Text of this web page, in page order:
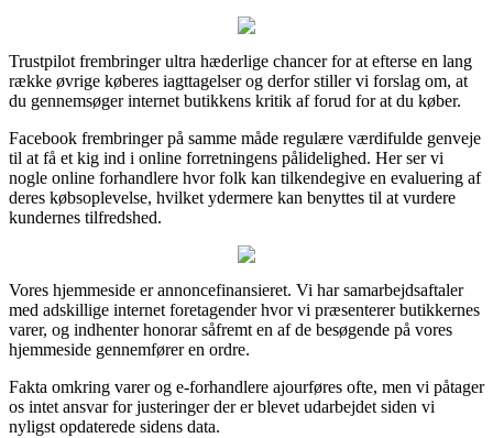
Trustpilot frembringer ultra hæderlige chancer for at efterse en lang
række øvrige køberes iagttagelser og derfor stiller vi forslag om, at
du gennemsøger internet butikkens kritik af forud for at du køber.
Facebook frembringer på samme måde regulære værdifulde genveje
til at få et kig ind i online forretningens pålidelighed. Her ser vi
nogle online forhandlere hvor folk kan tilkendegive en evaluering af
deres købsoplevelse, hvilket ydermere kan benyttes til at vurdere
kundernes tilfredshed.
Vores hjemmeside er annoncefinansieret. Vi har samarbejdsaftaler
med adskillige internet foretagender hvor vi præsenterer butikkernes
varer, og indhenter honorar såfremt en af de besøgende på vores
hjemmeside gennemfører en ordre.
Fakta omkring varer og e-forhandlere ajourføres ofte, men vi påtager
os intet ansvar for justeringer der er blevet udarbejdet siden vi
nyligst opdaterede sidens data.